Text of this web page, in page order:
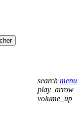
search menu
play_arrow
volume_up